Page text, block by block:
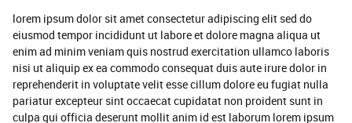
lorem ipsum dolor sit amet consectetur adipiscing elit sed do
eiusmod tempor incididunt ut labore et dolore magna aliqua ut
enim ad minim veniam quis nostrud exercitation ullamco laboris
nisi ut aliquip ex ea commodo consequat duis aute irure dolor in
reprehenderit in voluptate velit esse cillum dolore eu fugiat nulla
pariatur excepteur sint occaecat cupidatat non proident sunt in
culpa qui officia deserunt mollit anim id est laborum lorem ipsum